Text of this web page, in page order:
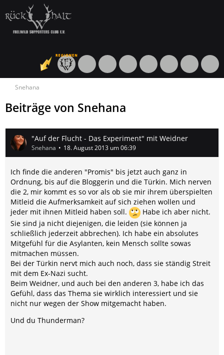
Snehana
Beiträge von Snehana
"Auf der Flucht - Das Experiment" mit Weidner
Snehana 18. August 2013 um 06:39
Ich finde die anderen "Promis" bis jetzt auch ganz in
Ordnung, bis auf die Bloggerin und die Türkin. Mich nerven
die 2, mir kommt es so vor als ob sie mir ihrem überspielten
Mitleid die Aufmerksamkeit auf sich ziehen wollen und
jeder mit ihnen Mitleid haben soll.
Habe ich aber nicht.
Sie sind ja nicht diejenigen, die leiden (sie können ja
schließlich jederzeit abbrechen). Ich habe ein absolutes
Mitgefühl für die Asylanten, kein Mensch sollte sowas
mitmachen müssen.
Bei der Türkin nervt mich auch noch, dass sie ständig Streit
mit dem Ex-Nazi sucht.
Beim Weidner, und auch bei den anderen 3, habe ich das
Gefühl, dass das Thema sie wirklich interessiert und sie
nicht nur wegen der Show mitgemacht haben.
Und du Thunderman?